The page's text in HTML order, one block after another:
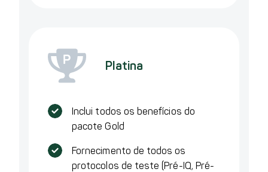
Platina
Inclui todos os benefícios do
pacote Gold
Fornecimento de todos os
protocolos de teste (Pré-IQ, Pré-